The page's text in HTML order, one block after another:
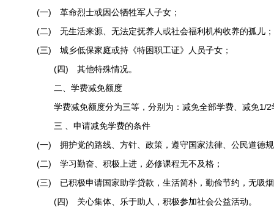
(一) 革命烈士或因公牺牲军人子女；
(二) 无生活来源、无法定抚养人或社会福利机构收养的孤儿；
(三) 城乡低保家庭或持《特困职工证》人员子女；
(四) 其他特殊情况。
二、学费减免额度
学费减免额度分为三等，分别为：减免全部学费、减免1/2
三 、申请减免学费的条件
(一) 拥护党的路线、方针、政策，遵守国家法律、公民道德
(二) 学习勤奋、积极上进，必修课程无不及格；
(三) 已积极申请国家助学贷款，生活简朴，勤俭节约，无吸
(四) 关心集体、乐于助人，积极参加社会公益活动。